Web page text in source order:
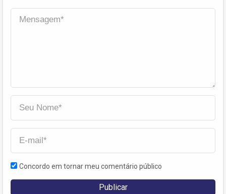
Concordo em tornar meu comentário público